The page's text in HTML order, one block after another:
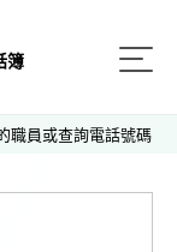
簿
職員或查詢電話號碼